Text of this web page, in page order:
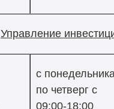
Управление
с понедельника
по четверг с
09:00-18:00